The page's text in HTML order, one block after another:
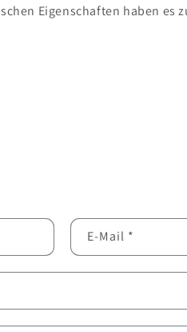
Eigenschaften haben es
E-Mail *